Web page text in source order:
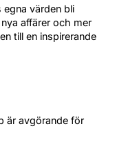
värden bli
affärer och mer
till en inspirerande
är avgörande för